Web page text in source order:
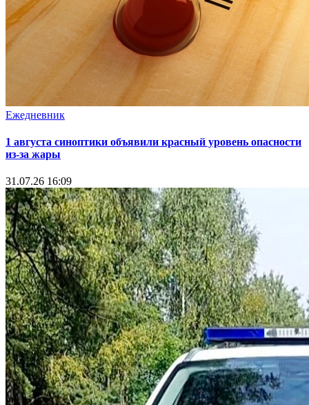
Ежедневник
1 августа синоптики объявили красный уровень опасности
из-за жары
31.07.26 16:09